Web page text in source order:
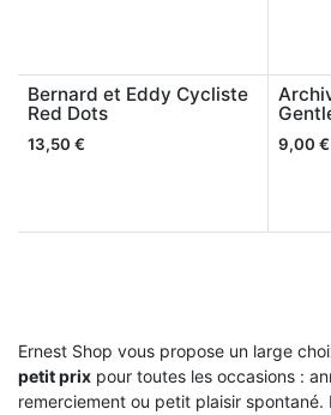
Bernard et Eddy Cycliste
Red Dots
13,50 € 9,00 €
Ernest Shop vous propose un large
petit prix pour toutes les occasions :
remerciement ou petit plaisir